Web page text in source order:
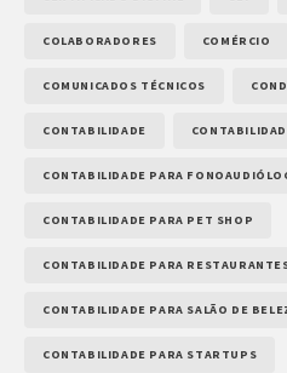
COLABORADORES COMÉRCIO
COMUNICADOS TÉCNICOS
CONTABILIDADE
CONTABILIDADE PARA
CONTABILIDADE PARA PET SHOP
CONTABILIDADE PARA
CONTABILIDADE PARA SALÃO DE
CONTABILIDADE PARA STARTUPS